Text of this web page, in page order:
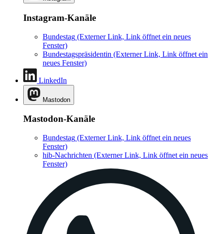
Instagram-Kanäle
Bundestag (Externer Link, Link öffnet ein neues
Fenster)
Bundestagspräsidentin (Externer Link, Link öffnet ein
neues Fenster)
LinkedIn
Mastodon
Mastodon-Kanäle
Bundestag (Externer Link, Link öffnet ein neues
Fenster)
hib-Nachrichten (Externer Link, Link öffnet ein neues
Fenster)